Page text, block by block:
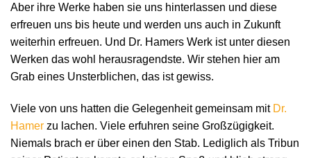
Aber ihre Werke haben sie uns hinterlassen und diese
erfreuen uns bis heute und werden uns auch in Zukunft
weiterhin erfreuen. Und Dr. Hamers Werk ist unter diesen
Werken das wohl herausragendste. Wir stehen hier am
Grab eines Unsterblichen, das ist gewiss.
Viele von uns hatten die Gelegenheit gemeinsam mit Dr.
Hamer zu lachen. Viele erfuhren seine Großzügigkeit.
Niemals brach er über einen den Stab. Lediglich als Tribun